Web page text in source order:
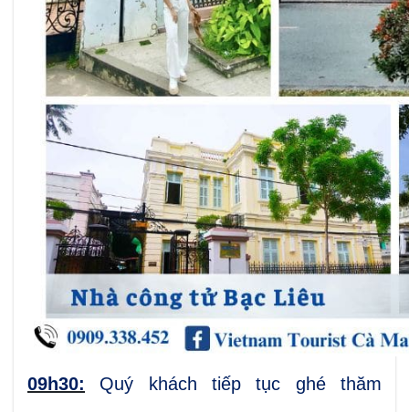
09h30: Quý khách tiếp tục ghé thăm